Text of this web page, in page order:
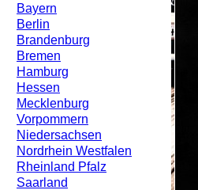
Bayern
Berlin
Brandenburg
Bremen
Hamburg
Hessen
Mecklenburg
Vorpommern
Niedersachsen
Nordrhein Westfalen
Rheinland Pfalz
Saarland